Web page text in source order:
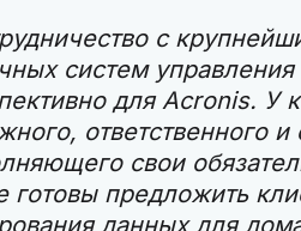
с
систем
для Acronis. У
ответственного
свои
готовы предложить
данных для